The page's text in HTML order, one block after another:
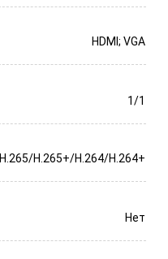
HDMI; VGA
1/1
H.265/H.265+/H.264/H.264+
Нет